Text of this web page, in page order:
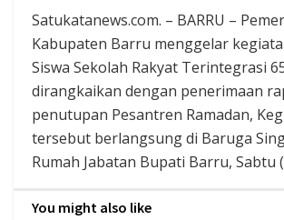
Satukatanews.com. – BARRU –
Kabupaten Barru menggelar
Siswa Sekolah Rakyat Terintegrasi
dirangkaikan dengan penerimaan
penutupan Pesantren Ramadan,
tersebut berlangsung di Baruga
Rumah Jabatan Bupati Barru, Sabtu
You might also like